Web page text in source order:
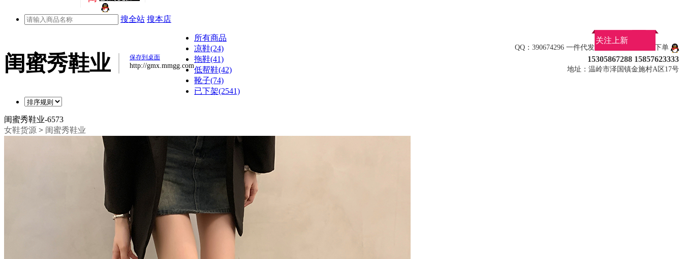
搜全站 搜本店
闺蜜秀鞋业 保存到桌面
http://gmx.mmgg.com
QQ：390674296 一件代发联系平台的QQ客服下单
15305867288 15857623333
地址：温岭市泽国镇金施村A区17号
关注上新
所有商品
凉鞋(24)
拖鞋(41)
低帮鞋(42)
靴子(74)
已下架(2541)
闺蜜秀鞋业-6573
女鞋货源 > 闺蜜秀鞋业